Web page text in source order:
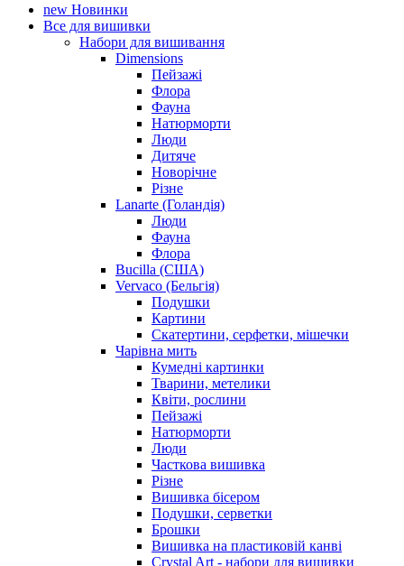
new Новинки
Все для вишивки
Набори для вишивання
Dimensions
Пейзажі
Флора
Фауна
Натюрморти
Люди
Дитяче
Новорічне
Різне
Lanarte (Голандія)
Люди
Фауна
Флора
Bucilla (США)
Vervaco (Бельгія)
Подушки
Картини
Скатертини, серфетки, мішечки
Чарiвна мить
Кумедні картинки
Тварини, метелики
Квіти, рослини
Пейзажі
Натюрморти
Люди
Часткова вишивка
Різне
Вишивка бісером
Подушки, серветки
Брошки
Вишивка на пластиковій канві
Crystal Art - набори для вишивки